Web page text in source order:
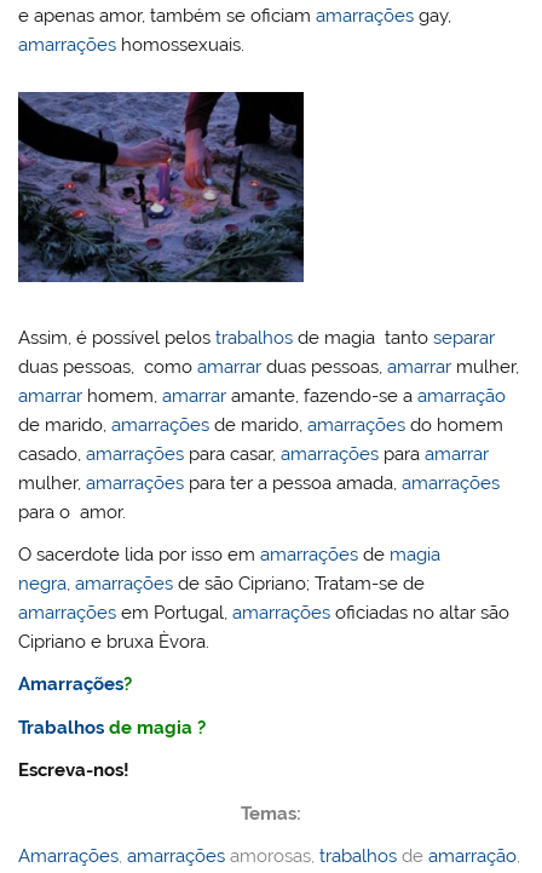
e apenas amor, também se oficiamamarrações gay,
amarrações homossexuais.
Assim, é possível pelostrabalhos de magia tantoseparar
duas pessoas, comoamarrar duas pessoas,amarrar mulher,
amarrar homem,amarrar amante, fazendo-se aamarração
de marido,amarrações de marido,amarrações do homem
casado,amarrações para casar,amarrações paraamarrar
mulher,amarrações para ter a pessoa amada,amarrações
para o amor.
O sacerdote lida por isso emamarrações de magia
negra,amarrações de são Cipriano; Tratam-se de
amarrações em Portugal,amarrações oficiadas no altar são
Cipriano e bruxa Èvora.
Amarrações?
Trabalhos de magia ?
Escreva-nos!
Temas:
Amarrações,amarrações amorosas,trabalhos deamarração,